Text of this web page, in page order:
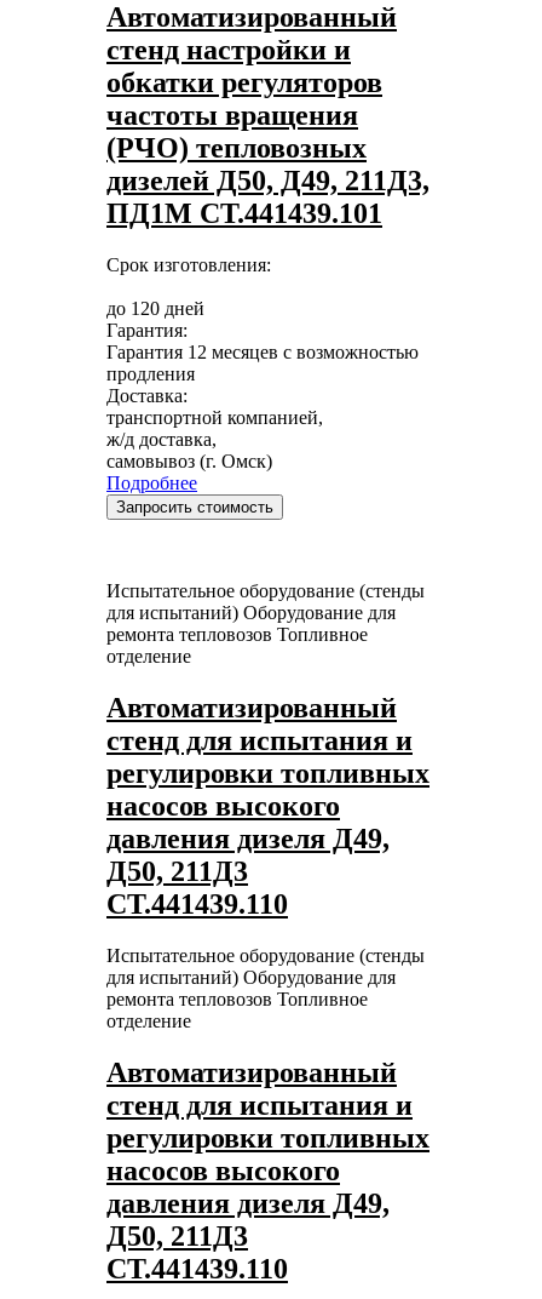
Автоматизированный
стенд настройки и
обкатки регуляторов
частоты вращения
(РЧО) тепловозных
дизелей Д50, Д49, 211Д3,
ПД1М СТ.441439.101
Срок изготовления:
до 120 дней
Гарантия:
Гарантия 12 месяцев с возможностью
продления
Доставка:
транспортной компанией,
ж/д доставка,
самовывоз (г. Омск)
Подробнее
Запросить стоимость
Испытательное оборудование (стенды
для испытаний) Оборудование для
ремонта тепловозов Топливное
отделение
Автоматизированный
стенд для испытания и
регулировки топливных
насосов высокого
давления дизеля Д49,
Д50, 211Д3
СТ.441439.110
Испытательное оборудование (стенды
для испытаний) Оборудование для
ремонта тепловозов Топливное
отделение
Автоматизированный
стенд для испытания и
регулировки топливных
насосов высокого
давления дизеля Д49,
Д50, 211Д3
СТ.441439.110